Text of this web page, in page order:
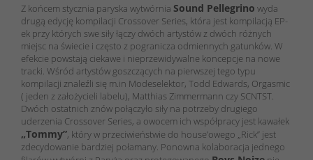
Z końcem stycznia paryska wytwórnia Sound Pellegrino wyda
drugą edycję kompilacji Crossover Series, która jest kompilacją EP-
ek przy których swe siły łączy dwóch artystów z dwóch różnych
miejsc na świecie i często z pogranicza odmiennych gatunków. W
efekcie powstają ciekawe i nieprzewidywalne koncepcje na nowe
tracki. Wśród artystów goszczących na pierwszej tego typu
kompilacji znaleźli się m.in Modeselektor, Todd Edwards, Orgasmic
( jeden z założycieli labelu), Matthias Zimmermann czy SCNTST.
Dwóch ostatnich znów połączyło siły na potrzeby drugiego
uderzenia Crossover Series, a owocem ich współpracy jest kawałek
„Tommy”, który w przeciwieństwie do house’owego „Rick” jest
zdecydowanie bardziej połamany. Ponowna kolaboracja jednego